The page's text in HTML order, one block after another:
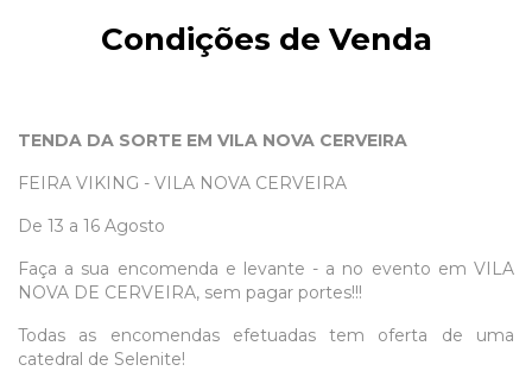
Condições de Venda
TENDA DA SORTE EM VILA NOVA CERVEIRA
FEIRA VIKING - VILA NOVA CERVEIRA
De 13 a 16 Agosto
Faça a sua encomenda e levante - a no evento em VILA
NOVA DE CERVEIRA, sem pagar portes!!!
Todas as encomendas efetuadas tem oferta de uma
catedral de Selenite!